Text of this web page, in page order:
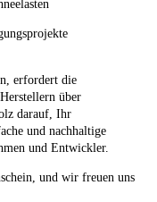
erfordert die
über
darauf, Ihr
und nachhaltige
und Entwickler.
und wir freuen uns